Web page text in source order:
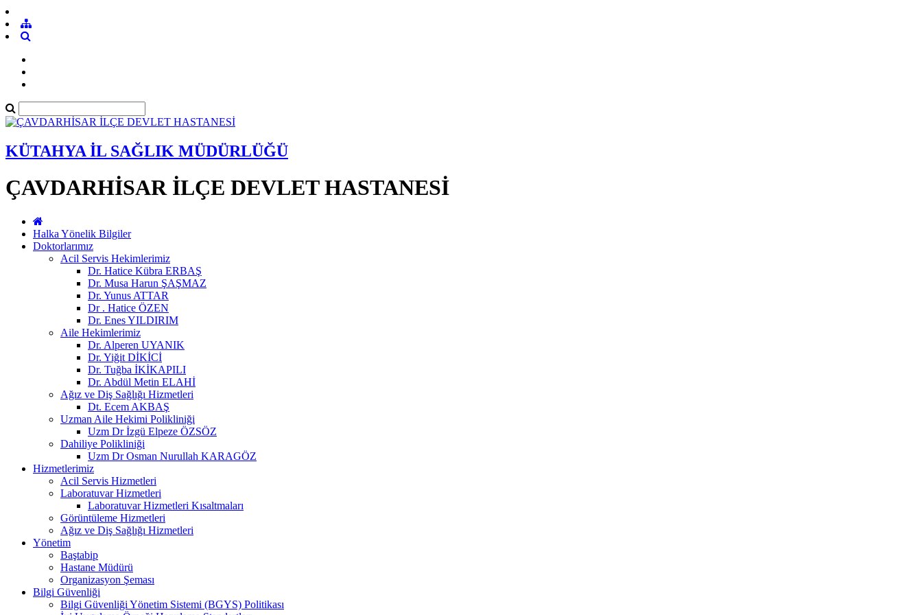
KÜTAHYA İL SAĞLIK MÜDÜRLÜĞÜ
ÇAVDARHİSAR İLÇE DEVLET HASTANESİ
Halka Yönelik Bilgiler
Doktorlarımız
Acil Servis Hekimlerimiz
Dr. Hatice Kübra ERBAŞ
Dr. Musa Harun ŞAŞMAZ
Dr. Yunus ATTAR
Dr . Hatice ÖZEN
Dr. Enes YILDIRIM
Aile Hekimlerimiz
Dr. Alperen UYANIK
Dr. Yiğit DİKİCİ
Dr. Tuğba İKİKAPILI
Dr. Abdül Metin ELAHİ
Ağız ve Diş Sağlığı Hizmetleri
Dt. Ecem AKBAŞ
Uzman Aile Hekimi Polikliniği
Uzm Dr İzgü Elpeze ÖZSÖZ
Dahiliye Polikliniği
Uzm Dr Osman Nurullah KARAGÖZ
Hizmetlerimiz
Acil Servis Hizmetleri
Laboratuvar Hizmetleri
Laboratuvar Hizmetleri Kısaltmaları
Görüntüleme Hizmetleri
Ağız ve Diş Sağlığı Hizmetleri
Yönetim
Baştabip
Hastane Müdürü
Organizasyon Şeması
Bilgi Güvenliği
Bilgi Güvenliği Yönetim Sistemi (BGYS) Politikası